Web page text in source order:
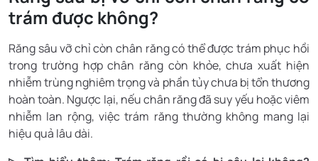
trám được không?
Răng sâu vỡ chỉ còn chân răng có thể được trám phục hồi
trong trường hợp chân răng còn khỏe, chưa xuất hiện
nhiễm trùng nghiêm trọng và phần tủy chưa bị tổn thương
hoàn toàn. Ngược lại, nếu chân răng đã suy yếu hoặc viêm
nhiễm lan rộng, việc trám răng thường không mang lại
hiệu quả lâu dài.